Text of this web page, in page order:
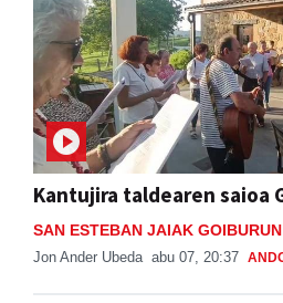
Kantujira taldearen saioa
SAN ESTEBAN JAIAK
Jon Ander Ubeda abu 07, 20:37